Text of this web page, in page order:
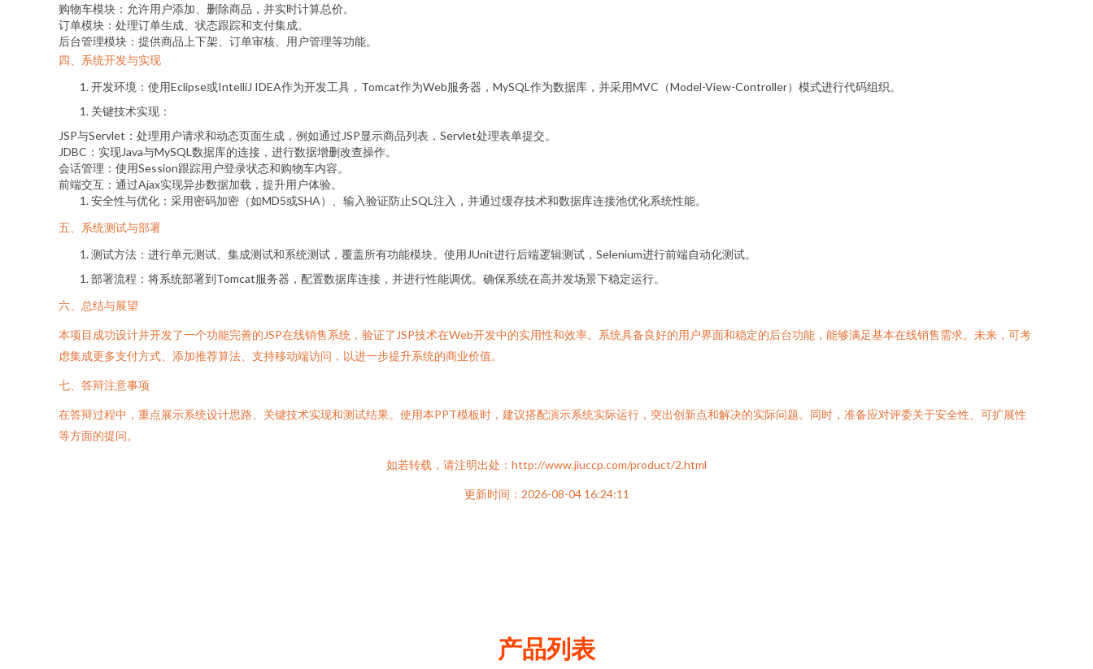
购物车模块：允许用户添加、删除商品，并实时计算总价。
订单模块：处理订单生成、状态跟踪和支付集成。
后台管理模块：提供商品上下架、订单审核、用户管理等功能。
四、系统开发与实现
开发环境：使用Eclipse或IntelliJ IDEA作为开发工具，Tomcat作为Web服务器，MySQL作为数据库，并采用MVC（Model-View-Controller）模式进行代码组织。
关键技术实现：
JSP与Servlet：处理用户请求和动态页面生成，例如通过JSP显示商品列表，Servlet处理表单提交。
JDBC：实现Java与MySQL数据库的连接，进行数据增删改查操作。
会话管理：使用Session跟踪用户登录状态和购物车内容。
前端交互：通过Ajax实现异步数据加载，提升用户体验。
安全性与优化：采用密码加密（如MD5或SHA）、输入验证防止SQL注入，并通过缓存技术和数据库连接池优化系统性能。
五、系统测试与部署
测试方法：进行单元测试、集成测试和系统测试，覆盖所有功能模块。使用JUnit进行后端逻辑测试，Selenium进行前端自动化测试。
部署流程：将系统部署到Tomcat服务器，配置数据库连接，并进行性能调优。确保系统在高并发场景下稳定运行。
六、总结与展望
本项目成功设计并开发了一个功能完善的JSP在线销售系统，验证了JSP技术在Web开发中的实用性和效率。系统具备良好的用户界面和稳定的后台功能，能够满足基本在线销售需求。未来，可考
虑集成更多支付方式、添加推荐算法、支持移动端访问，以进一步提升系统的商业价值。
七、答辩注意事项
在答辩过程中，重点展示系统设计思路、关键技术实现和测试结果。使用本PPT模板时，建议搭配演示系统实际运行，突出创新点和解决的实际问题。同时，准备应对评委关于安全性、可扩展性
等方面的提问。
如若转载，请注明出处：http://www.jiuccp.com/product/2.html
更新时间：2026-08-04 16:24:11
产品列表